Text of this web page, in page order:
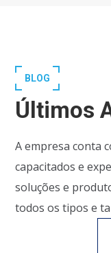
BLOG
Últimos
A empresa conta
capacitados e
soluções e
todos os tipos e